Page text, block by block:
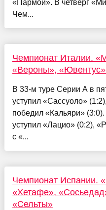
«Пармой». В четверг
Чем...
Чемпионат Италии.
«Вероны»,
В 33-м туре Серии А в
уступил «Сассуоло»
победил «Кальяри»
уступил «Лацио» (0:2),
с «...
Чемпионат Испании.
«Хетафе»,
«Сельты»